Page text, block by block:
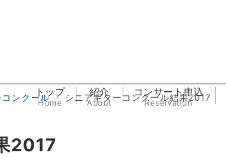
トップ
Home
紹介
About
コンサート申込
Reservation
ンクール シニアギターコンクール結果2017
2017